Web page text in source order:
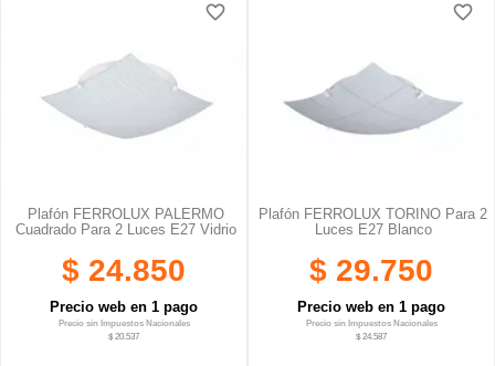
Plafón FERROLUX PALERMO
Cuadrado Para 2 Luces E27 Vidrio
$ 24.850
Precio web en 1 pago
Precio sin Impuestos Nacionales
$ 20.537
favorite_border
favorite_border
favorite_border
Plafón FERROLUX TORINO Para 2
Luces E27 Blanco
$ 29.750
Precio web en 1 pago
Precio sin Impuestos Nacionales
$ 24.587
favorite_border
favorite_border
favorite_border